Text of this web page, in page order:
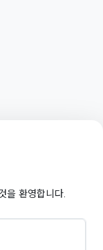
을 환영합니다.